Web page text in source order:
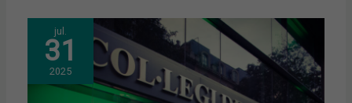
jul.
31
2025